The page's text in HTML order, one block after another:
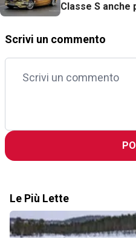
Classe S
Scrivi un commento
Le Più Lette